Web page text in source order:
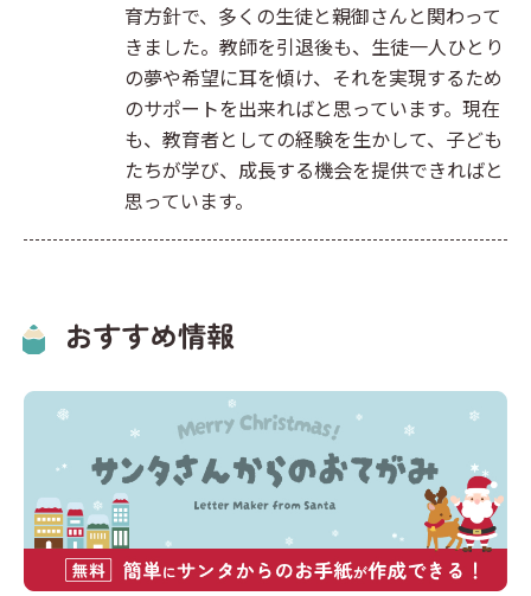
育方針で、多くの生徒と親御さんと関わって
きました。教師を引退後も、生徒一人ひとり
の夢や希望に耳を傾け、それを実現するため
のサポートを出来ればと思っています。現在
も、教育者としての経験を生かして、子ども
たちが学び、成長する機会を提供できればと
思っています。
おすすめ情報